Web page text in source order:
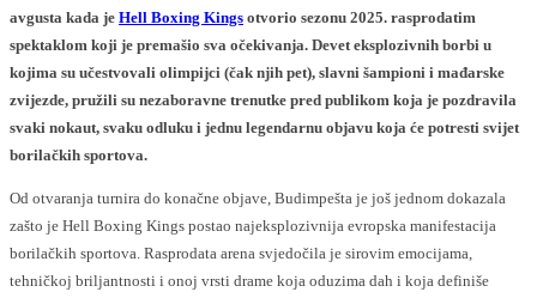
avgusta kada je Hell Boxing Kings otvorio sezonu 2025. rasprodatim
spektaklom koji je premašio sva očekivanja. Devet eksplozivnih borbi u
kojima su učestvovali olimpijci (čak njih pet), slavni šampioni i mađarske
zvijezde, pružili su nezaboravne trenutke pred publikom koja je pozdravila
svaki nokaut, svaku odluku i jednu legendarnu objavu koja će potresti svijet
borilačkih sportova.
Od otvaranja turnira do konačne objave, Budimpešta je još jednom dokazala
zašto je Hell Boxing Kings postao najeksplozivnija evropska manifestacija
borilačkih sportova. Rasprodata arena svjedočila je sirovim emocijama,
tehničkoj briljantnosti i onoj vrsti drame koja oduzima dah i koja definiše